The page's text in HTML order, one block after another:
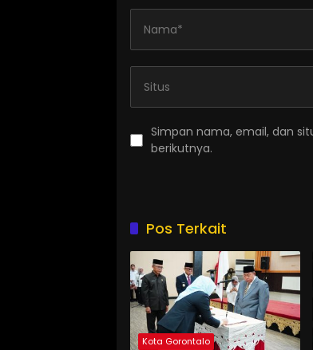
Simpan nama, email, dan
berikutnya.
Pos Terkait
Kota Gorontalo